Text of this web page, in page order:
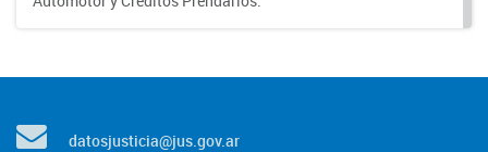
datosjusticia@jus.gov.ar